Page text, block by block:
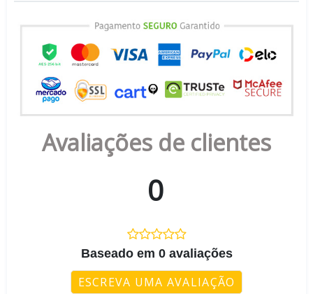
Avaliações de clientes
0
Baseado em 0 avaliações
ESCREVA UMA AVALIAÇÃO